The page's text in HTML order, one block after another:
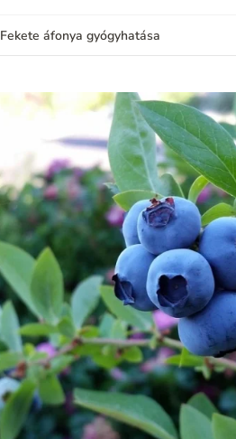
Fekete áfonya gyógyhatása